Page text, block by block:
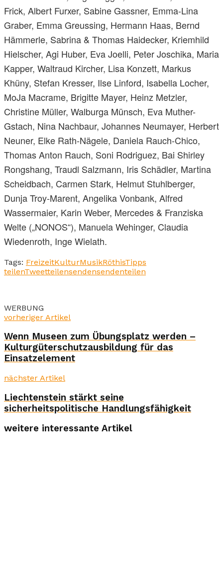
Frick, Albert Furxer, Sabine Gassner, Emma-Lina
Graber, Emma Greussing, Hermann Haas, Bernd
Hämmerle, Sabrina & Thomas Haidecker, Kriemhild
Hielscher, Agi Huber, Eva Joelli, Peter Joschika, Maria
Kapper, Waltraud Kircher, Lisa Konzett, Markus
Khüny, Stefan Kresser, Ilse Linford, Isabella Locher,
MoJa Macrame, Brigitte Mayer, Heinz Metzler,
Christine Müller, Walburga Münsch, Eva Muther-
Gstach, Nina Nachbaur, Johannes Neumayer, Herbert
Neuner, Elke Rath-Nägele, Daniela Rauch-Chico,
Thomas Anton Rauch, Soni Rodriguez, Bai Shirley
Rongshang, Traudl Salzmann, Iris Schädler, Martina
Scheidbach, Carmen Stark, Helmut Stuhlberger,
Dunja Troy-Marent, Angelika Vonbank, Alfred
Wassermaier, Karin Weber, Mercedes & Franziska
Welte („NONOS“), Manuela Wehinger, Claudia
Wiedenroth, Inge Wielath.
Tags: FreizeitKulturMusikRöthisTipps
teilenTweetteilensendensendenteilen
WERBUNG
vorheriger Artikel
Wenn Museen zum Übungsplatz werden –
Kulturgüterschutzausbildung für das
Einsatzelement
nächster Artikel
Liechtenstein stärkt seine
sicherheitspolitische Handlungsfähigkeit
weitere interessante Artikel